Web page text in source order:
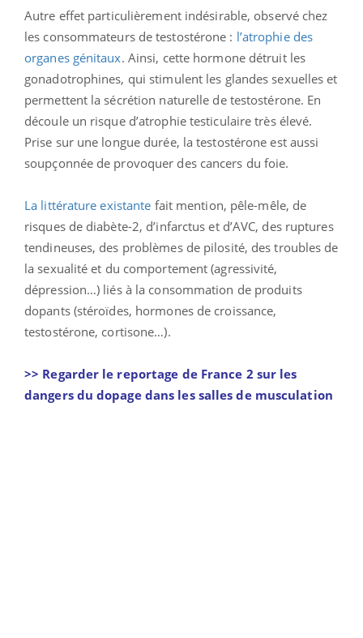
Autre effet particulièrement indésirable, observé chez
les consommateurs de testostérone : l’atrophie des
organes génitaux. Ainsi, cette hormone détruit les
gonadotrophines, qui stimulent les glandes sexuelles et
permettent la sécrétion naturelle de testostérone. En
découle un risque d’atrophie testiculaire très élevé.
Prise sur une longue durée, la testostérone est aussi
soupçonnée de provoquer des cancers du foie.
La littérature existante fait mention, pêle-mêle, de
risques de diabète-2, d’infarctus et d’AVC, des ruptures
tendineuses, des problèmes de pilosité, des troubles de
la sexualité et du comportement (agressivité,
dépression…) liés à la consommation de produits
dopants (stéroïdes, hormones de croissance,
testostérone, cortisone…).
>> Regarder le reportage de France 2 sur les
dangers du dopage dans les salles de musculation